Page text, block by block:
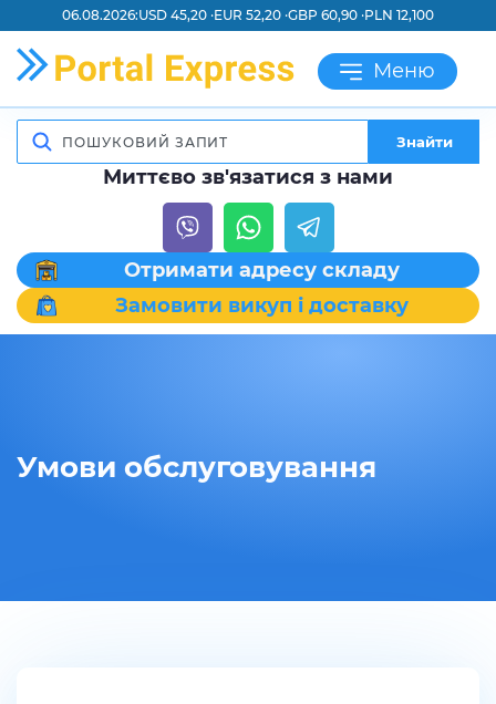
06.08.2026:USD 45,20 ·EUR 52,20 ·GBP 60,90 ·PLN 12,100
Меню
Знайти
Миттєво зв'язатися з нами
Отримати адресу складу
Замовити викуп і доставку
Умови обслуговування